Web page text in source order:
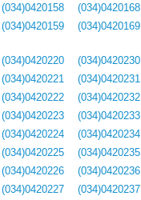
(034)0420158
(034)0420159
(034)0420168
(034)0420169
(034)0420220
(034)0420221
(034)0420222
(034)0420223
(034)0420224
(034)0420225
(034)0420226
(034)0420227
(034)0420230
(034)0420231
(034)0420232
(034)0420233
(034)0420234
(034)0420235
(034)0420236
(034)0420237